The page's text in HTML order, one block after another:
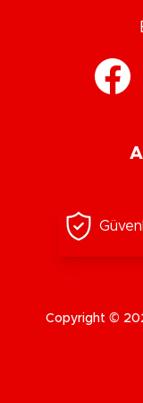
Copyright ©